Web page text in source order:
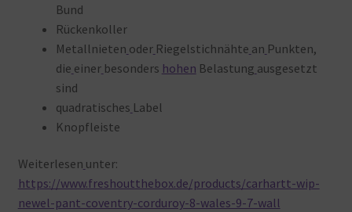
Bund
Rückenkoller
Metallnieten oder Riegelstichnähte an Punkten,
die einer besonders hohen Belastung ausgesetzt
sind
quadratisches Label
Knopfleiste
Weiterlesen unter:
https://www.freshoutthebox.de/products/carhartt-wip-
newel-pant-coventry-corduroy-8-wales-9-7-wall